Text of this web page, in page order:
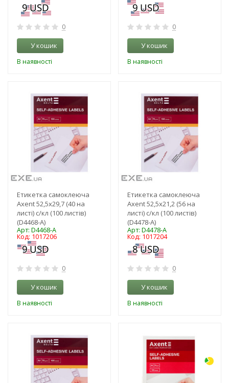
0
У кошик
В наявності
0
У кошик
В наявності
Етикетка самоклеюча
Axent 52,5x29,7 (40 на
листі) с/кл (100 листів)
(D4468-A)
Арт: D4468-A
Код: 1017206
0
У кошик
В наявності
Етикетка самоклеюча
Axent 52,5x21,2 (56 на
листі) с/кл (100 листів)
(D4478-A)
Арт: D4478-A
Код: 1017204
0
У кошик
В наявності